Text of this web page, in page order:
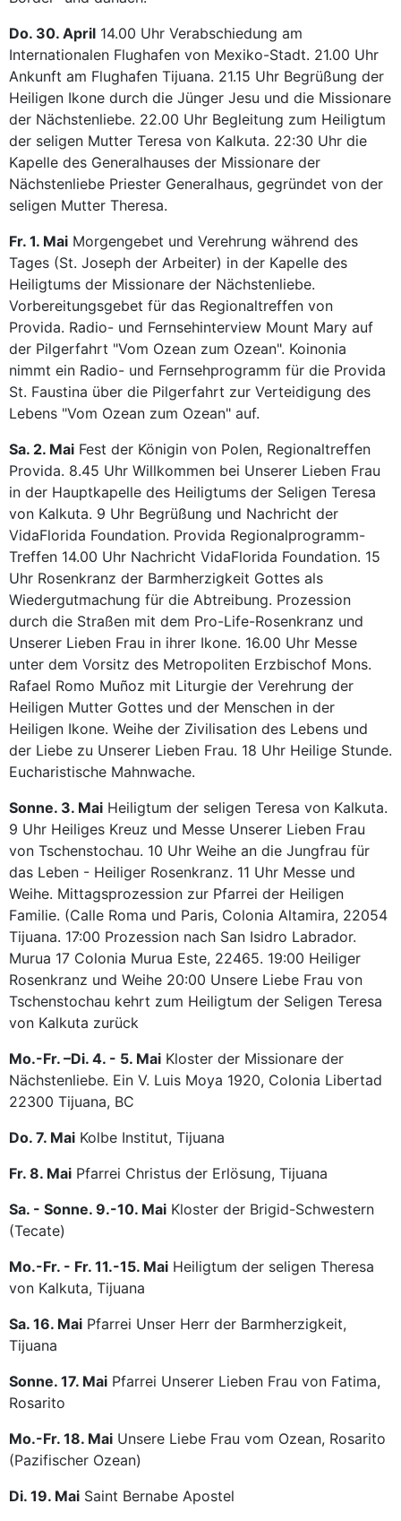
Do. 30. April 14.00 Uhr Verabschiedung am
Internationalen Flughafen von Mexiko-Stadt. 21.00 Uhr
Ankunft am Flughafen Tijuana. 21.15 Uhr Begrüßung der
Heiligen Ikone durch die Jünger Jesu und die Missionare
der Nächstenliebe. 22.00 Uhr Begleitung zum Heiligtum
der seligen Mutter Teresa von Kalkuta. 22:30 Uhr die
Kapelle des Generalhauses der Missionare der
Nächstenliebe Priester Generalhaus, gegründet von der
seligen Mutter Theresa.
Fr. 1. Mai Morgengebet und Verehrung während des
Tages (St. Joseph der Arbeiter) in der Kapelle des
Heiligtums der Missionare der Nächstenliebe.
Vorbereitungsgebet für das Regionaltreffen von
Provida. Radio- und Fernsehinterview Mount Mary auf
der Pilgerfahrt "Vom Ozean zum Ozean". Koinonia
nimmt ein Radio- und Fernsehprogramm für die Provida
St. Faustina über die Pilgerfahrt zur Verteidigung des
Lebens "Vom Ozean zum Ozean" auf.
Sa. 2. Mai Fest der Königin von Polen, Regionaltreffen
Provida. 8.45 Uhr Willkommen bei Unserer Lieben Frau
in der Hauptkapelle des Heiligtums der Seligen Teresa
von Kalkuta. 9 Uhr Begrüßung und Nachricht der
VidaFlorida Foundation. Provida Regionalprogramm-
Treffen 14.00 Uhr Nachricht VidaFlorida Foundation. 15
Uhr Rosenkranz der Barmherzigkeit Gottes als
Wiedergutmachung für die Abtreibung. Prozession
durch die Straßen mit dem Pro-Life-Rosenkranz und
Unserer Lieben Frau in ihrer Ikone. 16.00 Uhr Messe
unter dem Vorsitz des Metropoliten Erzbischof Mons.
Rafael Romo Muñoz mit Liturgie der Verehrung der
Heiligen Mutter Gottes und der Menschen in der
Heiligen Ikone. Weihe der Zivilisation des Lebens und
der Liebe zu Unserer Lieben Frau. 18 Uhr Heilige Stunde.
Eucharistische Mahnwache.
Sonne. 3. Mai Heiligtum der seligen Teresa von Kalkuta.
9 Uhr Heiliges Kreuz und Messe Unserer Lieben Frau
von Tschenstochau. 10 Uhr Weihe an die Jungfrau für
das Leben - Heiliger Rosenkranz. 11 Uhr Messe und
Weihe. Mittagsprozession zur Pfarrei der Heiligen
Familie. (Calle Roma und Paris, Colonia Altamira, 22054
Tijuana. 17:00 Prozession nach San Isidro Labrador.
Murua 17 Colonia Murua Este, 22465. 19:00 Heiliger
Rosenkranz und Weihe 20:00 Unsere Liebe Frau von
Tschenstochau kehrt zum Heiligtum der Seligen Teresa
von Kalkuta zurück
Mo.-Fr. –Di. 4. - 5. Mai Kloster der Missionare der
Nächstenliebe. Ein V. Luis Moya 1920, Colonia Libertad
22300 Tijuana, BC
Do. 7. Mai Kolbe Institut, Tijuana
Fr. 8. Mai Pfarrei Christus der Erlösung, Tijuana
Sa. - Sonne. 9.-10. Mai Kloster der Brigid-Schwestern
(Tecate)
Mo.-Fr. - Fr. 11.-15. Mai Heiligtum der seligen Theresa
von Kalkuta, Tijuana
Sa. 16. Mai Pfarrei Unser Herr der Barmherzigkeit,
Tijuana
Sonne. 17. Mai Pfarrei Unserer Lieben Frau von Fatima,
Rosarito
Mo.-Fr. 18. Mai Unsere Liebe Frau vom Ozean, Rosarito
(Pazifischer Ozean)
Di. 19. Mai Saint Bernabe Apostel